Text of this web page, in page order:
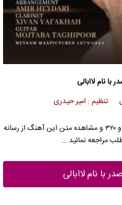
با نام لاابالی
تنظیم : امیر حیدری
با کیفیت ۱۲۸ و ۳۲۰ و مشاهده متن این آهنگ از رسانه
مراجعه نمائید …
با نام لاابالی